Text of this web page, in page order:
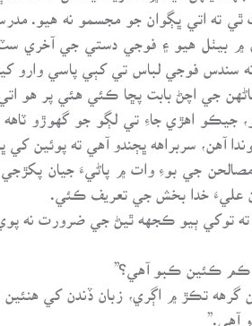
ته اتي ڀڳوان جو مجسمو نه هيو.
۾ بيٺل هيو ۽ فوجي دستي جي آخري سٽ
سندس فوجي لباس تي کٻي پاسي وارو
جي اچڻ بابت پڇا ڪئي هئي پر هو
اهڙي جاءِ تي لڳو جو گهوڙو ٽاهه
آهن، سربراهه ڀڄندو آهي ته پوئين کي
جي بوءِ وات ۾ پاڻيءَ جيان پکڙجي
عليءَ خدا بخش جي تعريف ڪئي.
توکي ٻيو ڪجهه ٿيڻ جي ضرورت نه پوي
ڪم ڪئين ڪبو آهي؟”
گرهه تڪڙ ۾ اڳري، زبان ڏندن کي
آهي.”